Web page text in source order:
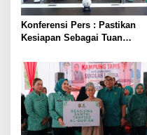
Konferensi Pers : Pastikan
Kesiapan Sebagai Tuan
Tiga Venue Pelaksanaan
Soeratin Cup Piala Gubernur
Lampung